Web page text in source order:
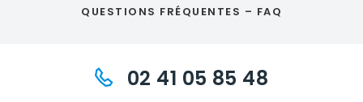
QUESTIONS FRÉQUENTES – FAQ
02 41 05 85 48